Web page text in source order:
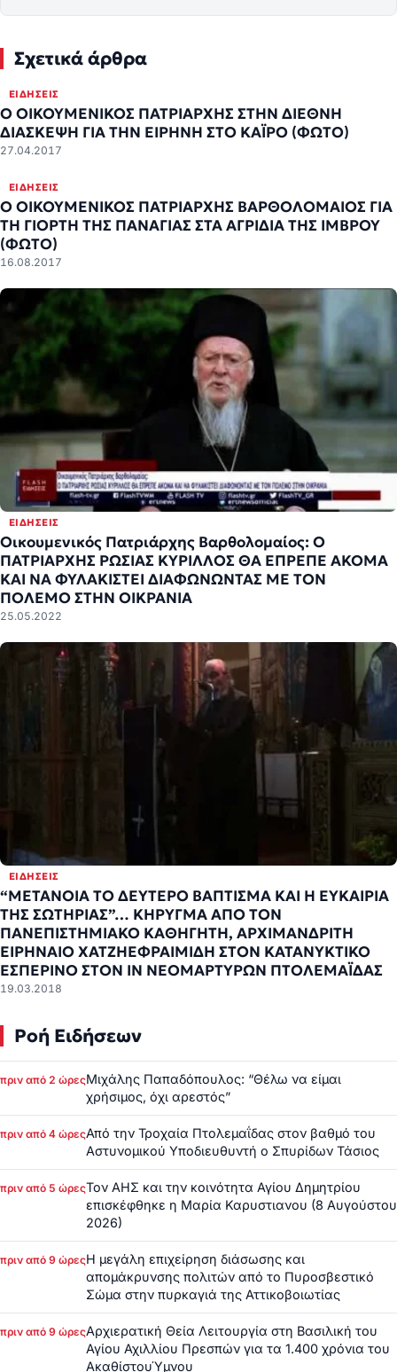
Σχετικά άρθρα
ΕΙΔΉΣΕΙΣ
Ο ΟΙΚΟΥΜΕΝΙΚΟΣ ΠΑΤΡΙΑΡΧΗΣ ΣΤΗΝ ΔΙΕΘΝΗ
ΔΙΑΣΚΕΨΗ ΓΙΑ ΤΗΝ ΕΙΡΗΝΗ ΣΤΟ ΚΑΪΡΟ (ΦΩΤΟ)
27.04.2017
ΕΙΔΉΣΕΙΣ
Ο ΟΙΚΟΥΜΕΝΙΚΟΣ ΠΑΤΡΙΑΡΧΗΣ ΒΑΡΘΟΛΟΜΑΙΟΣ ΓΙΑ
ΤΗ ΓΙΟΡΤΗ ΤΗΣ ΠΑΝΑΓΙΑΣ ΣΤΑ ΑΓΡΙΔΙΑ ΤΗΣ ΙΜΒΡΟΥ
(ΦΩΤΟ)
16.08.2017
ΕΙΔΉΣΕΙΣ
Οικουμενικός Πατριάρχης Βαρθολομαίος: Ο
ΠΑΤΡΙΑΡΧΗΣ ΡΩΣΙΑΣ ΚΥΡΙΛΛΟΣ ΘΑ ΕΠΡΕΠΕ ΑΚΟΜΑ
ΚΑΙ ΝΑ ΦΥΛΑΚΙΣΤΕΙ ΔΙΑΦΩΝΩΝΤΑΣ ΜΕ ΤΟΝ
ΠΟΛΕΜΟ ΣΤΗΝ ΟΙΚΡΑΝΙΑ
25.05.2022
ΕΙΔΉΣΕΙΣ
“ΜΕΤΑΝΟΙΑ ΤΟ ΔΕΥΤΕΡΟ ΒΑΠΤΙΣΜΑ ΚΑΙ H ΕΥΚΑΙΡΙΑ
ΤΗΣ ΣΩΤΗΡΙΑΣ”… ΚΗΡΥΓΜΑ ΑΠΟ ΤΟΝ
ΠΑΝΕΠΙΣΤΗΜΙΑΚΟ ΚΑΘΗΓΗΤΗ, ΑΡΧΙΜΑΝΔΡΙΤΗ
ΕΙΡΗΝΑΙΟ ΧΑΤΖΗΕΦΡΑΙΜΙΔΗ ΣΤΟΝ ΚΑΤΑΝΥΚΤΙΚΟ
ΕΣΠΕΡΙΝΟ ΣΤΟΝ ΙΝ ΝΕΟΜΑΡΤΥΡΩΝ ΠΤΟΛΕΜΑΪΔΑΣ
19.03.2018
Ροή Ειδήσεων
πριν από 2 ώρεςΜιχάλης Παπαδόπουλος: “Θέλω να είμαι
χρήσιμος, όχι αρεστός”
πριν από 4 ώρεςΑπό την Τροχαία Πτολεμαΐδας στον βαθμό του
Αστυνομικού Υποδιευθυντή ο Σπυρίδων Τάσιος
πριν από 5 ώρεςΤον ΑΗΣ και την κοινότητα Αγίου Δημητρίου
επισκέφθηκε η Μαρία Καρυστιανου (8 Αυγούστου
2026)
πριν από 9 ώρεςΗ μεγάλη επιχείρηση διάσωσης και
απομάκρυνσης πολιτών από το Πυροσβεστικό
Σώμα στην πυρκαγιά της Αττικοβοιωτίας
πριν από 9 ώρεςΑρχιερατική Θεία Λειτουργία στη Βασιλική του
Αγίου Αχιλλίου Πρεσπών για τα 1.400 χρόνια του
ΑκαθίστουΎμνου